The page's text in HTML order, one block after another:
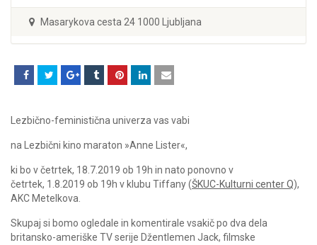
Masarykova cesta 24 1000 Ljubljana
Lezbično-feministična univerza vas vabi
na Lezbični kino maraton »Anne Lister«,
ki bo v četrtek, 18.7.2019 ob 19h in nato ponovno v
četrtek, 1.8.2019 ob 19h v klubu Tiffany(ŠKUC-Kulturni center Q),
AKC Metelkova.
Skupaj si bomo ogledale in komentirale vsakič po dva dela
britansko-ameriške TV serije Džentlemen Jack, filmske